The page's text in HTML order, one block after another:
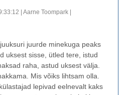
| Aarne Toompark |
juurde minekuga peaks
uksest sisse, ütled tere, istud
raha, astud uksest välja.
Mis võiks lihtsam olla.
lepivad eelnevalt kaks